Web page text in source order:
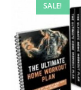
SALE!